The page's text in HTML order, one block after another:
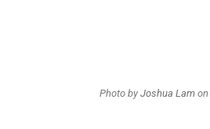
Photo by Joshua Lamon